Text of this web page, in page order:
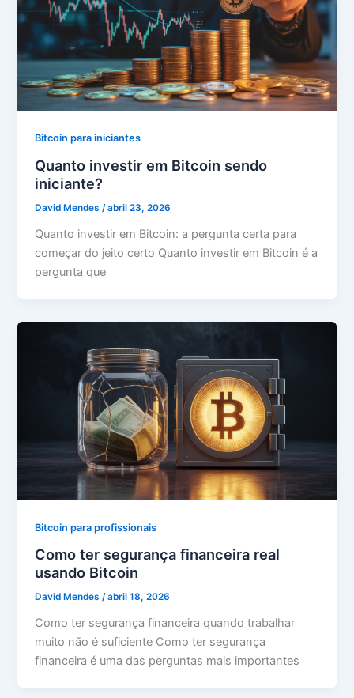
Bitcoin para iniciantes
Quanto investir em Bitcoin sendo
iniciante?
David Mendes /abril 23, 2026
Quanto investir em Bitcoin: a pergunta certa para
começar do jeito certo Quanto investir em Bitcoin é a
pergunta que
Bitcoin para profissionais
Como ter segurança financeira real
usando Bitcoin
David Mendes/abril 18, 2026
Como ter segurança financeira quando trabalhar
muito não é suficiente Como ter segurança
financeira é uma das perguntas mais importantes